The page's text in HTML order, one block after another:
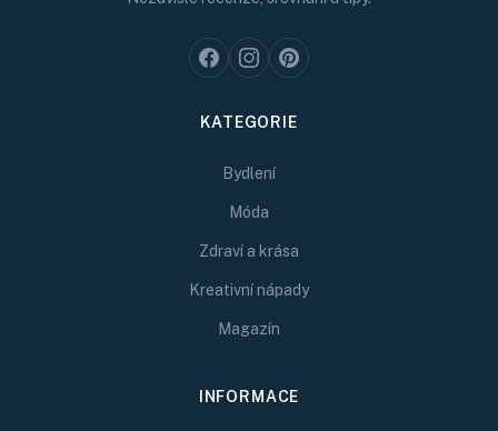
KATEGORIE
Bydlení
Móda
Zdraví a krása
Kreativní nápady
Magazín
INFORMACE